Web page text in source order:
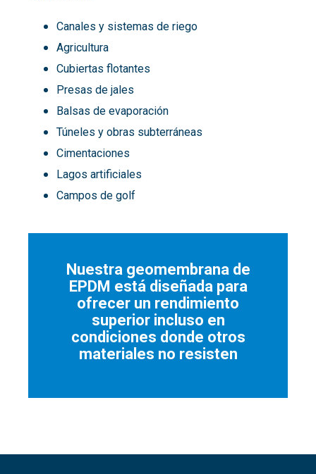
Canales y sistemas de riego
Agricultura
Cubiertas flotantes
Presas de jales
Balsas de evaporación
Túneles y obras subterráneas
Cimentaciones
Lagos artificiales
Campos de golf
Nuestra geomembrana de
EPDM está diseñada para
ofrecer un rendimiento
superior incluso en
condiciones donde otros
materiales no resisten